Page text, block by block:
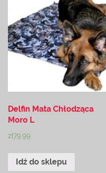
Delfin Mata Chłodząca
Moro L
zł79.99
Idź do sklepu